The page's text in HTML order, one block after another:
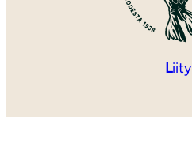
Liity